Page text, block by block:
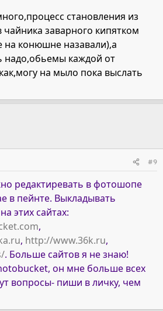
становления из
заварного кипятком
на конюшне назавали),а
надо,обьемы каждой от
на мыло пока выслать
#9
редактиревать в фотошопе
в пейнте. Выкладывать
этих сайтах:
,
, http://www.36k.ru,
. Больше сайтов я не знаю!
он мне больше всех
вопросы- пиши в личку, чем